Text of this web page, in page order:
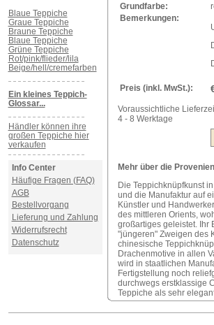
Blaue Teppiche
Graue Teppiche
Braune Teppiche
Blaue Teppiche
Grüne Teppiche
Rot/pink/flieder/lila
Beige/hell/cremefarben
Ein kleines Teppich-
Glossar...
Händler können ihre
großen Teppiche hier
verkaufen
Info Center
Häufige Fragen (FAQ)
AGB
Bestellvorgang
Lieferung und Zahlung
Widerrufsrecht
Datenschutz
Grundfarbe:
Bemerkungen:
Preis (inkl. MwSt.):
Voraussichtliche
4 - 8 Werktage
Mehr über die
Die Teppichknüpfkunst
und die Manufaktur auf
Künstler und
des mittleren Orients,
großartiges geleistet. Ihr
"jüngeren" Zweigen des
chinesische
Drachenmotive in allen
wird in staatlichen
Fertigstellung noch
durchwegs erstklassige
Teppiche als sehr